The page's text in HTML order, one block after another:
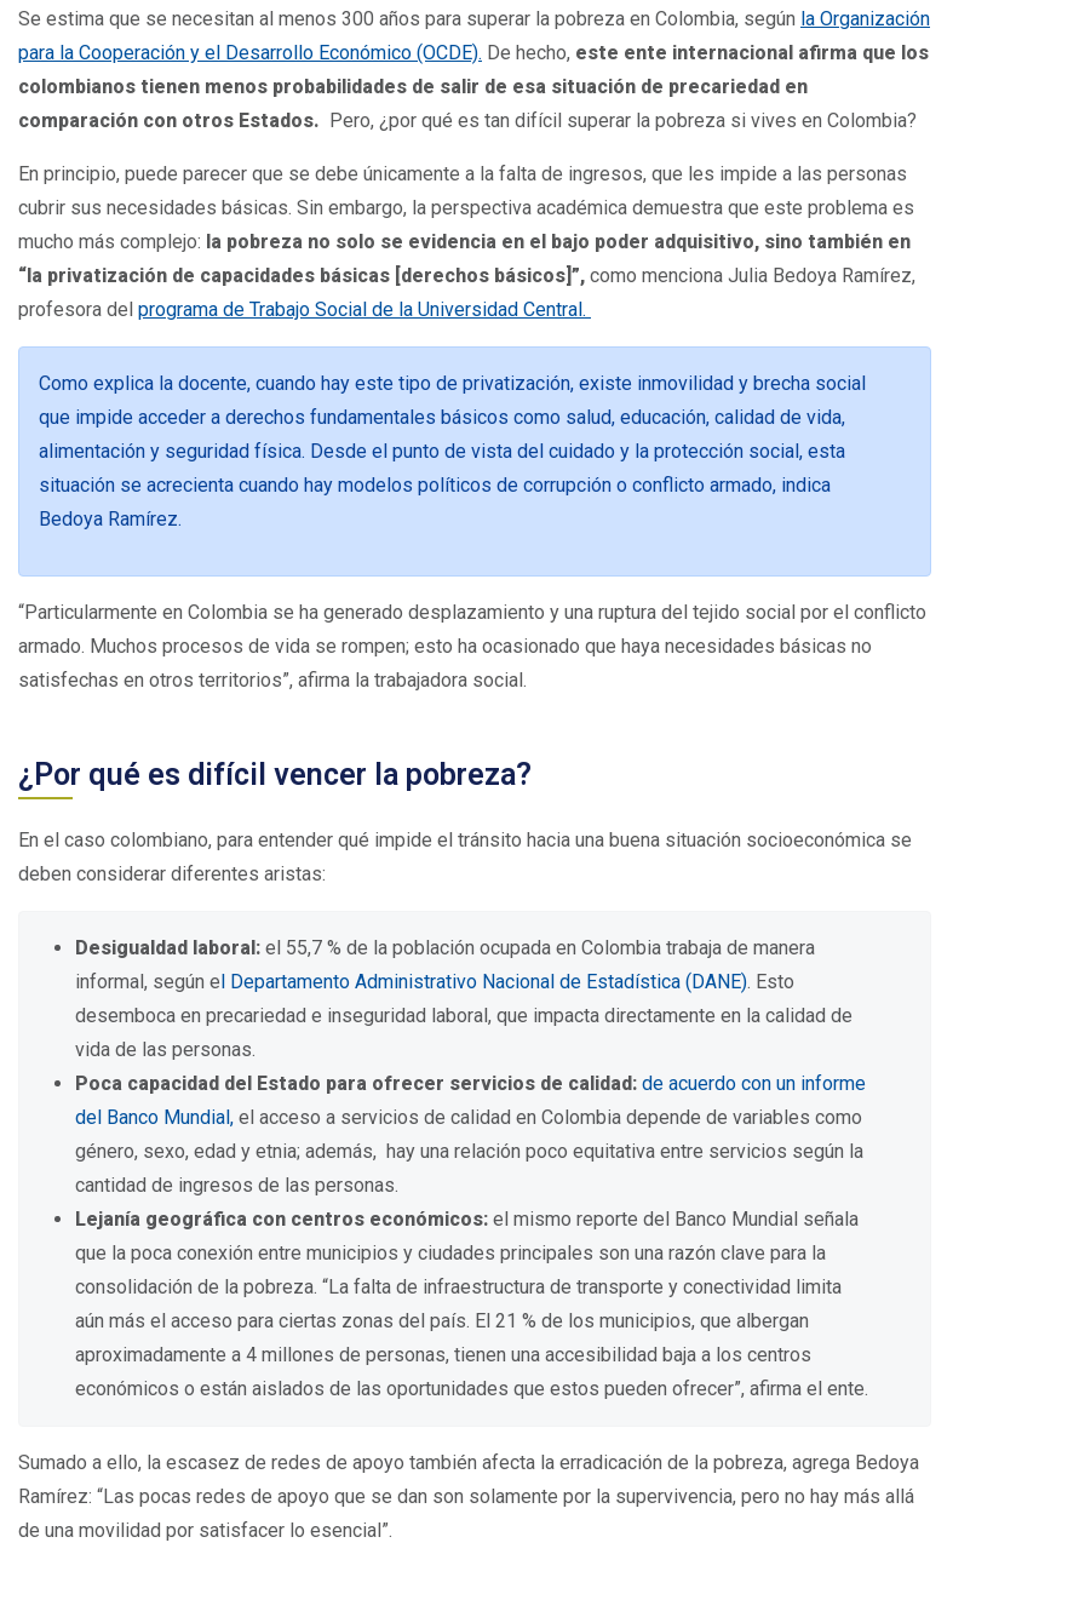
Se estima que se necesitan al menos 300 años para superar la pobreza en Colombia, según la Organización
para la Cooperación y el Desarrollo Económico (OCDE). De hecho, este ente internacional afirma que los
colombianos tienen menos probabilidades de salir de esa situación de precariedad en
comparación con otros Estados. Pero, ¿por qué es tan difícil superar la pobreza si vives en Colombia?
En principio, puede parecer que se debe únicamente a la falta de ingresos, que les impide a las personas
cubrir sus necesidades básicas. Sin embargo, la perspectiva académica demuestra que este problema es
mucho más complejo: la pobreza no solo se evidencia en el bajo poder adquisitivo, sino también en
“la privatización de capacidades básicas [derechos básicos]”, como menciona Julia Bedoya Ramírez,
profesora del programa de Trabajo Social de la Universidad Central.
Como explica la docente, cuando hay este tipo de privatización, existe inmovilidad y brecha social
que impide acceder a derechos fundamentales básicos como salud, educación, calidad de vida,
alimentación y seguridad física. Desde el punto de vista del cuidado y la protección social, esta
situación se acrecienta cuando hay modelos políticos de corrupción o conflicto armado, indica
Bedoya Ramírez.
“Particularmente en Colombia se ha generado desplazamiento y una ruptura del tejido social por el conflicto
armado. Muchos procesos de vida se rompen; esto ha ocasionado que haya necesidades básicas no
satisfechas en otros territorios”, afirma la trabajadora social.
¿Por qué es difícil vencer la pobreza?
En el caso colombiano, para entender qué impide el tránsito hacia una buena situación socioeconómica se
deben considerar diferentes aristas:
Desigualdad laboral: el 55,7 % de la población ocupada en Colombia trabaja de manera
informal, según el Departamento Administrativo Nacional de Estadística (DANE) . Esto
desemboca en precariedad e inseguridad laboral, que impacta directamente en la calidad de
vida de las personas.
Poca capacidad del Estado para ofrecer servicios de calidad: de acuerdo con un informe
del Banco Mundial, el acceso a servicios de calidad en Colombia depende de variables como
género, sexo, edad y etnia; además, hay una relación poco equitativa entre servicios según la
cantidad de ingresos de las personas.
Lejanía geográfica con centros económicos: el mismo reporte del Banco Mundial señala
que la poca conexión entre municipios y ciudades principales son una razón clave para la
consolidación de la pobreza. “La falta de infraestructura de transporte y conectividad limita
aún más el acceso para ciertas zonas del país. El 21 % de los municipios, que albergan
aproximadamente a 4 millones de personas, tienen una accesibilidad baja a los centros
económicos o están aislados de las oportunidades que estos pueden ofrecer”, afirma el ente.
Sumado a ello, la escasez de redes de apoyo también afecta la erradicación de la pobreza, agrega Bedoya
Ramírez: “Las pocas redes de apoyo que se dan son solamente por la supervivencia, pero no hay más allá
de una movilidad por satisfacer lo esencial”.